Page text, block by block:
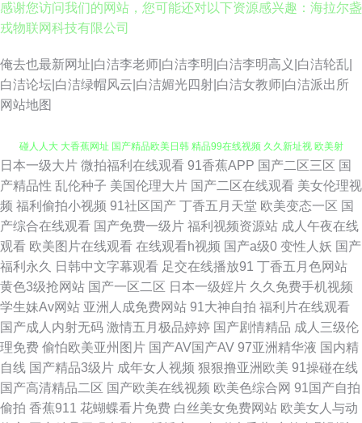
感谢您访问我们的网站，您可能还对以下资源感兴趣：海拉尔盏
戎物联网科技有限公司
俺去也最新网址|白洁李老师|白洁李明|白洁李明高义|白洁轮乱|
白洁论坛|白洁绿帽风云|白洁媚光四射|白洁女教师|白洁派出所
网站地图
午夜免费电影 超碰在视 欧美亚黄色人a片 亚洲欧洲狠狠肏 www日本色a 超
碰人人大 大香蕉网址 国产精品欧美日韩 精品99在线视频 久久新址视 欧美射
精 日韩精品ー区二区 日韩色中色精导航 91白丝综合网 91视频人人 www99
视频 含羞草蜜桃a级片 久久护士总站 麻豆国产一二三四 91黑丝av 国产第3
页 狼友大香蕉 欧美操逼1区 人妻操操 97福利社视频 超碰99自拍 东京热综合
网 国产精品久草 黄色一片 精品国产九九九 免费看黄的网址 欧美人妻导航 亚
洲色情探花 51欧美色图 91黑丝美女艹逼 福利撸撸导航 久久综合一期二期 日
日本一级大片 微拍福利在线观看 91香蕉APP 国产二区三区 国
产精品性 乱伦种子 美国伦理大片 国产二区在线观看 美女伦理视
频 福利偷拍小视频 91社区国产 丁香五月天堂 欧美变态一区 国
产综合在线观看 国产免费一级片 福利视频资源站 成人午夜在线
观看 欧美图片在线观看 在线观看h视频 国产a级0 变性人妖 国产
福利永久
日韩中文字幕观看 足交在线播放91 丁香五月色网站
黄色3级抢网站 国产一区二区 日本一级婬片 久久免费手机视频
学生妹Av网站 亚洲人成免费网站 91大神自拍 福利片在线观看
国产成人内射无码 激情五月极品婷婷 国产剧情精品 成人三级伦
理免费 偷怕欧美亚州图片 国产AV国产AV 97亚洲精华液 国内精
自线 国产精品3级片 成年女人视频 狠狠撸亚洲欧美 91操碰在线
国产高清精品二区 国产欧美在线视频 欧美色综合网 91国产自拍
偷拍 香蕉911 花蝴蝶看片免费 白丝美女免费网站 欧美女人与动